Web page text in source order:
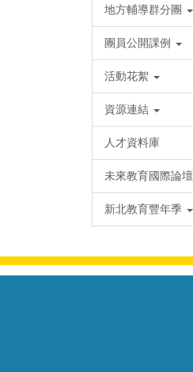
地方輔導群分團
團員公開課例
活動花絮
資源連結
人才資料庫
未來教育國際論壇
新北教育豐年季